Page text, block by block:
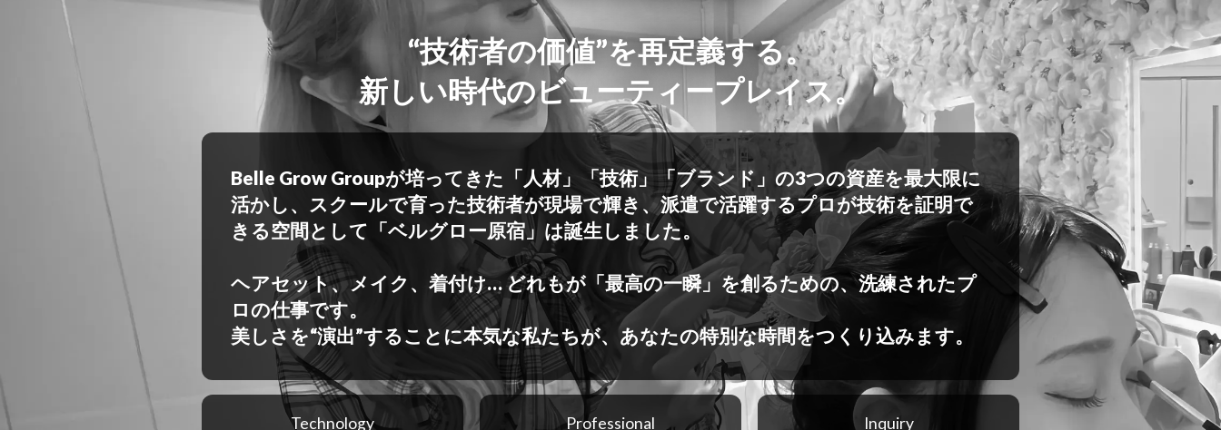
“技術者の価値”を再定義する。
新しい時代のビューティープレイス。
Belle Grow Groupが培ってきた「人材」「技術」「ブランド」の3つの資産を最大限に
活かし、スクールで育った技術者が現場で輝き、派遣で活躍するプロが技術を証明で
きる空間として「ベルグロー原宿」は誕生しました。
ヘアセット、メイク、着付け… どれもが「最高の一瞬」を創るための、洗練されたプ
ロの仕事です。
美しさを“演出”することに本気な私たちが、あなたの特別な時間をつくり込みます。
Technology Professional Inquiry